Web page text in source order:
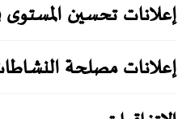
إعلانات تحسين المستوى
إعلانات مصلحة